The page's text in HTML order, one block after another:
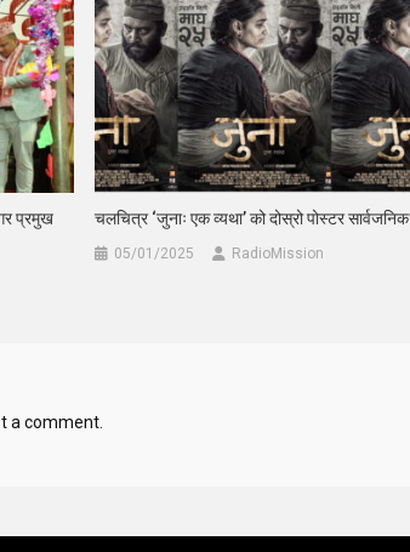
प्रमुख
चलचित्र ‘जुनाः एक व्यथा’ को दोस्रो पोस्टर सार्वजनिक
05/01/2025 RadioMission
a comment.